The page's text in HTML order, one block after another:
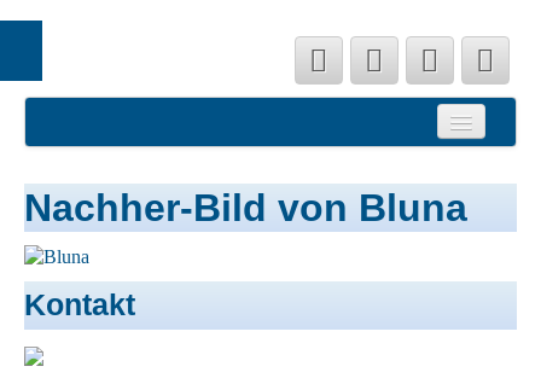
Preislisten
Referenzen
Team Fell Friseur
Nachher-Bild von Bluna
Kontakt